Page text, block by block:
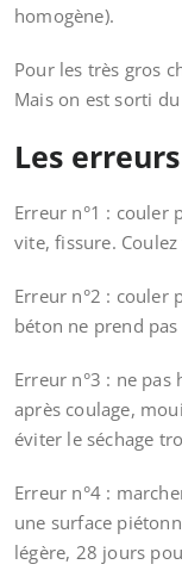
homogène).
Pour les très gros
Mais on est sorti
Les
Erreur n°1 : couler
vite, fissure.
Erreur n°2 : couler
béton ne prend
Erreur n°3 : ne
après coulage,
éviter le séchage
Erreur n°4 :
une surface
légère, 28 jours